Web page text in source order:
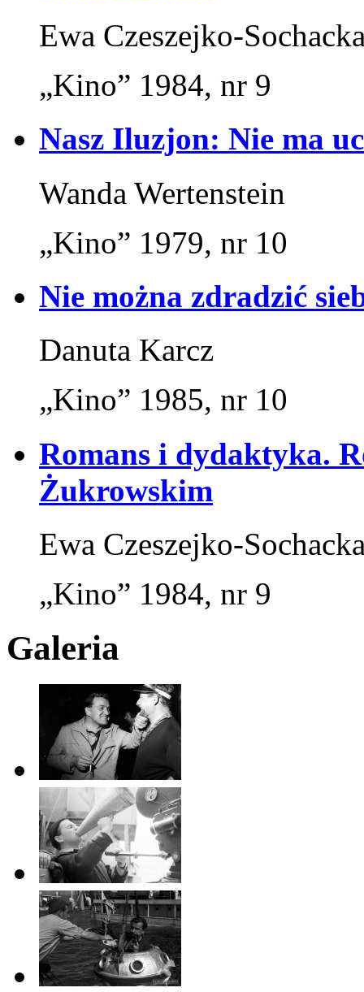
Ewa Czeszejko-
„Kino” 1984, nr 9
Nasz Iluzjon: Nie ma
Wanda Wertenstein
„Kino” 1979, nr 10
Nie można zdradzić
Danuta Karcz
„Kino” 1985, nr 10
Romans i dydaktyka.
Żukrowskim
Ewa Czeszejko-
„Kino” 1984, nr 9
Galeria